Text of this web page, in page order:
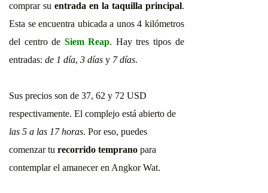
comprar su entrada en la taquilla principal.
Esta se encuentra ubicada a unos 4 kilómetros
del centro de Siem Reap. Hay tres tipos de
entradas: de 1 día, 3 días y 7 días.
Sus precios son de 37, 62 y 72 USD
respectivamente. El complejo está abierto de
las 5 a las 17 horas. Por eso, puedes
comenzar tu recorrido temprano para
contemplar el amanecer en Angkor Wat.